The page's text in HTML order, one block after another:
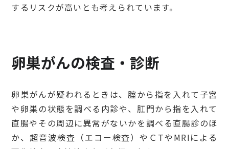
するリスクが高いとも考えられています。
卵巣がんの検査・診断
卵巣がんが疑われるときは、腟から指を入れて子宮
や卵巣の状態を調べる内診や、肛門から指を入れて
直腸やその周辺に異常がないかを調べる直腸診のほ
か、超音波検査（エコー検査）やＣTやMRIによる